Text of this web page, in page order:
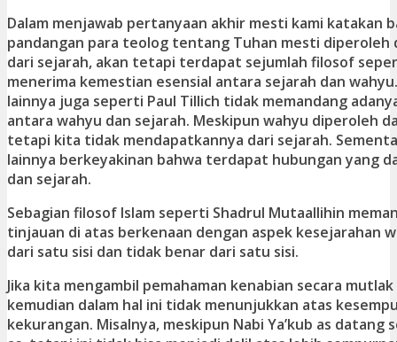
Dalam menjawab pertanyaan akhir mesti kami katakan
pandangan para teolog tentang Tuhan mesti diperoleh
dari sejarah, akan tetapi terdapat sejumlah filosof
menerima kemestian esensial antara sejarah dan
lainnya juga seperti Paul Tillich tidak memandang
antara wahyu dan sejarah. Meskipun wahyu diperoleh
tetapi kita tidak mendapatkannya dari sejarah.
lainnya berkeyakinan bahwa terdapat hubungan yang
dan sejarah.
Sebagian filosof Islam seperti Shadrul Mutaallihin
tinjauan di atas berkenaan dengan aspek kesejarahan
dari satu sisi dan tidak benar dari satu sisi.
Jika kita mengambil pemahaman kenabian secara
kemudian dalam hal ini tidak menunjukkan atas
kekurangan. Misalnya, meskipun Nabi Ya’kub as datang